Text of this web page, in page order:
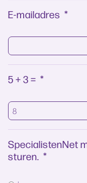
E-mailadres *
5 + 3 = *
SpecialistenNet
sturen. *